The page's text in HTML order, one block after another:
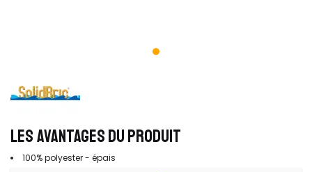
LES AVANTAGES DU PRODUIT
100% polyester - épais